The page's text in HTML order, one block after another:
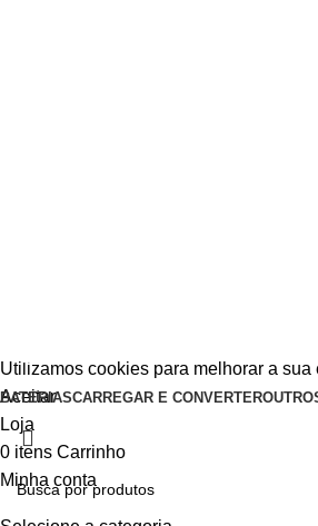
BATERIASCARREGAR E CONVERTER
Utilizamos cookies para melhorar a
Aceitar
Loja
0 itens Carrinho
Minha conta